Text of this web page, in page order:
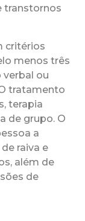
transtornos
critérios
menos três
verbal ou
tratamento
terapia
de grupo. O
a
raiva e
além de
de